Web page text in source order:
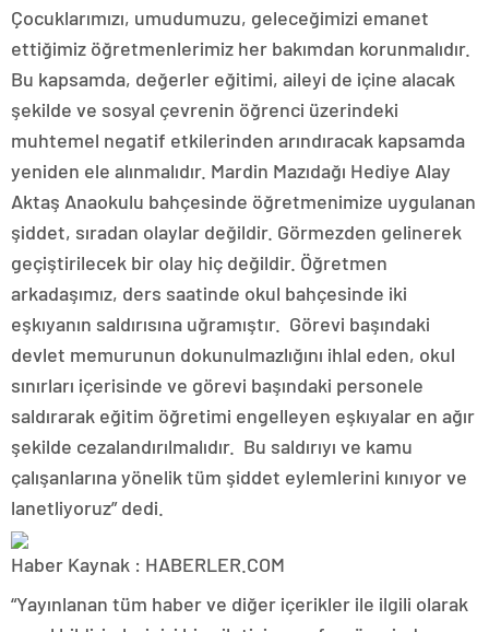
Çocuklarımızı, umudumuzu, geleceğimizi emanet
ettiğimiz öğretmenlerimiz her bakımdan korunmalıdır.
Bu kapsamda, değerler eğitimi, aileyi de içine alacak
şekilde ve sosyal çevrenin öğrenci üzerindeki
muhtemel negatif etkilerinden arındıracak kapsamda
yeniden ele alınmalıdır. Mardin Mazıdağı Hediye Alay
Aktaş Anaokulu bahçesinde öğretmenimize uygulanan
şiddet, sıradan olaylar değildir. Görmezden gelinerek
geçiştirilecek bir olay hiç değildir. Öğretmen
arkadaşımız, ders saatinde okul bahçesinde iki
eşkıyanın saldırısına uğramıştır. Görevi başındaki
devlet memurunun dokunulmazlığını ihlal eden, okul
sınırları içerisinde ve görevi başındaki personele
saldırarak eğitim öğretimi engelleyen eşkıyalar en ağır
şekilde cezalandırılmalıdır. Bu saldırıyı ve kamu
çalışanlarına yönelik tüm şiddet eylemlerini kınıyor ve
lanetliyoruz” dedi.
Haber Kaynak : HABERLER.COM
“Yayınlanan tüm haber ve diğer içerikler ile ilgili olarak